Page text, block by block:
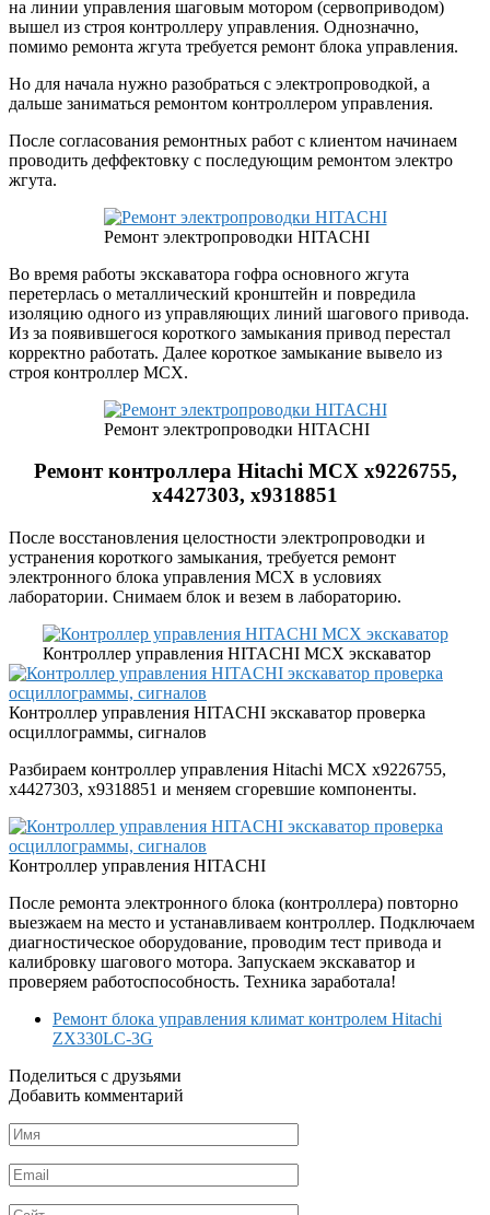
на линии управления шаговым мотором (сервоприводом)
вышел из строя контроллеру управления. Однозначно,
помимо ремонта жгута требуется ремонт блока управления.
Но для начала нужно разобраться с электропроводкой, а
дальше заниматься ремонтом контроллером управления.
После согласования ремонтных работ с клиентом начинаем
проводить деффектовку с последующим ремонтом электро
жгута.
Ремонт электропроводки HITACHI
Во время работы экскаватора гофра основного жгута
перетерлась о металлический кронштейн и повредила
изоляцию одного из управляющих линий шагового привода.
Из за появившегося короткого замыкания привод перестал
корректно работать. Далее короткое замыкание вывело из
строя контроллер MCX.
Ремонт электропроводки HITACHI
Ремонт контроллера Hitachi MCX x9226755,
x4427303, x9318851
После восстановления целостности электропроводки и
устранения короткого замыкания, требуется ремонт
электронного блока управления MCX в условиях
лаборатории. Снимаем блок и везем в лабораторию.
Контроллер управления HITACHI MCX экскаватор
Контроллер управления HITACHI экскаватор проверка
осциллограммы, сигналов
Разбираем контроллер управления Hitachi MCX x9226755,
x4427303, x9318851 и меняем сгоревшие компоненты.
Контроллер управления HITACHI
После ремонта электронного блока (контроллера) повторно
выезжаем на место и устанавливаем контроллер. Подключаем
диагностическое оборудование, проводим тест привода и
калибровку шагового мотора. Запускаем экскаватор и
проверяем работоспособность. Техника заработала!
Ремонт блока управления климат контролем Hitachi
ZX330LC-3G
Поделиться с друзьями
Добавить комментарий
Имя
*
Email
*